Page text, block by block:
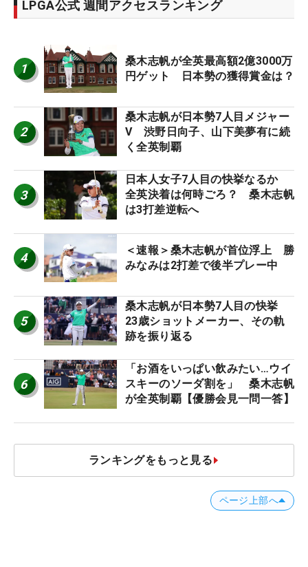
LPGA公式 週間アクセスランキング
1
桑木志帆が全英最高額2億3000万
円ゲット 日本勢の獲得賞金は？
2
桑木志帆が日本勢7人目メジャー
V 渋野日向子、山下美夢有に続
く全英制覇
3
日本人女子7人目の快挙なるか
全英決着は何時ごろ？ 桑木志帆
は3打差逆転へ
4
＜速報＞桑木志帆が首位浮上 勝
みなみは2打差で後半プレー中
5
桑木志帆が日本勢7人目の快挙
23歳ショットメーカー、その軌
跡を振り返る
6
「お酒をいっぱい飲みたい…ウイ
スキーのソーダ割を」 桑木志帆
が全英制覇【優勝会見一問一答】
ランキングをもっと見る
ページ上部へ